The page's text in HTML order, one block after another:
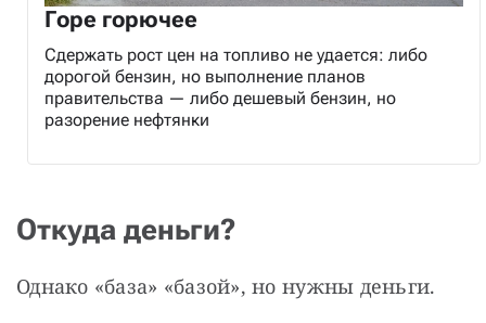
Горе горючее
Сдержать рост цен на топливо не удается: либо
дорогой бензин, но выполнение планов
правительства — либо дешевый бензин, но
разорение нефтянки
Откуда деньги?
Однако «база» «базой», но нужны деньги.